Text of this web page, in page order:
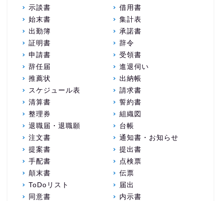
示談書
借用書
始末書
集計表
出勤簿
承諾書
証明書
辞令
申請書
受領書
辞任届
進退伺い
推薦状
出納帳
スケジュール表
請求書
清算書
誓約書
整理券
組織図
退職届・退職願
台帳
注文書
通知書・お知らせ
提案書
提出書
手配書
点検票
顛末書
伝票
ToDoリスト
届出
同意書
内示書